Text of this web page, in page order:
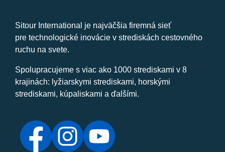
Sitour International je najväčšia firemná sieť
pre technologické inovácie v strediskách cestovného
ruchu na svete.
Spolupracujeme s viac ako 1000 strediskami v 8
krajinách: lyžiarskymi strediskami, horskými
strediskami, kúpaliskami a ďalšími.